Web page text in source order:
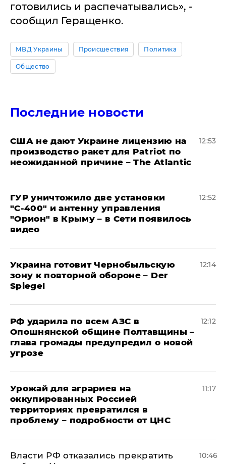
готовились и распечатывались», -
сообщил Геращенко.
МВД Украины Происшествия Политика
Общество
Последние новости
США не дают Украине лицензию на
производство ракет для Patriot по
неожиданной причине – The Atlantic
12:53
ГУР уничтожило две установки
"С‑400" и антенну управления
"Орион" в Крыму – в Сети появилось
видео
12:52
Украина готовит Чернобыльскую
зону к повторной обороне – Der
Spiegel
12:14
РФ ударила по всем АЗС в
Опошнянской общине Полтавщины –
глава громады предупредил о новой
угрозе
12:12
Урожай для аграриев на
оккупированных Россией
территориях превратился в
проблему – подробности от ЦНС
11:17
Власти РФ отказались прекратить
10:46